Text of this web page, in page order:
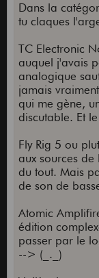
Dans la
tu claques
TC Electronic
auquel j'avais
analogique
jamais
qui me gène,
discutable. Et
Fly Rig 5 ou
aux sources
du tout. Mais
de son de
Atomic
édition
passer par le
--> (_._)